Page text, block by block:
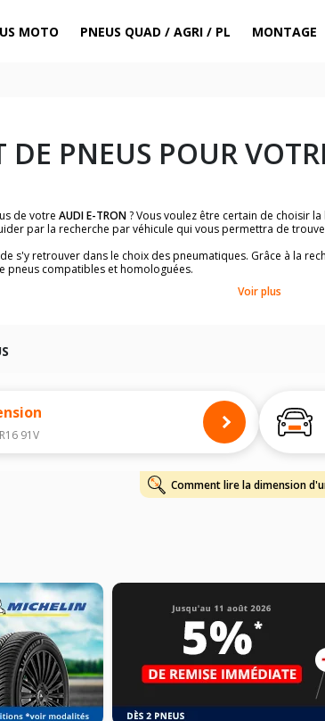
MOTO PNEUS QUAD / AGRI / PL MONTAGE
DE PNEUS POUR
de votre AUDI E-TRON? Vous voulez être certain de choisir la
par la recherche par véhicule qui vous permettra de
s'y retrouver dans le choix des pneumatiques. Grâce à la
pneus compatibles et homologuées.
collée à l'intérieur de la portière conducteur.
le modèle de votre véhicule ci-dessous :
Voir plus
91V
Comment lire la dimension